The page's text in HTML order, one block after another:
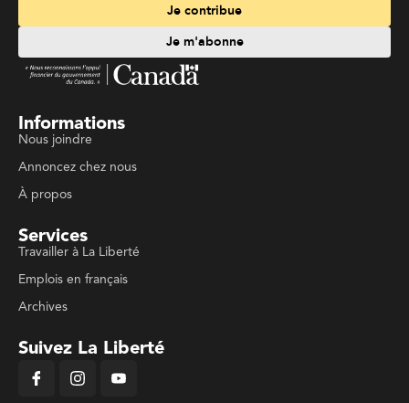
Je contribue
Je m'abonne
Informations
Nous joindre
Annoncez chez nous
À propos
Services
Travailler à La Liberté
Emplois en français
Archives
Suivez La Liberté